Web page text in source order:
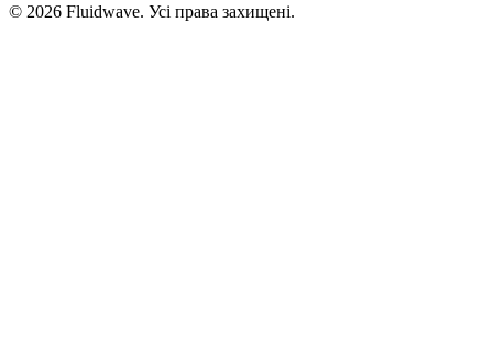
© 2026 Fluidwave. Усі права захищені.